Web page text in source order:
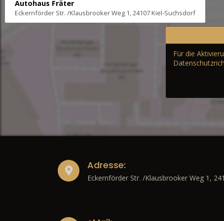
Autohaus Fräter
Eckernförder Str. /Klausbrooker Weg 1, 24107 Kiel-Suchsdorf
Für die
Adresse:
Eckernförder Str. /Klausbrooker Weg 1,